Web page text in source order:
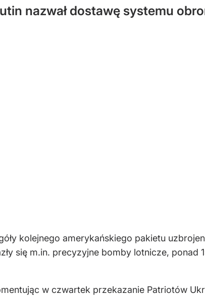
nazwał dostawę systemu
kolejnego amerykańskiego pakietu
się m.in. precyzyjne bomby lotnicze, ponad
w czwartek przekazanie Patriotów